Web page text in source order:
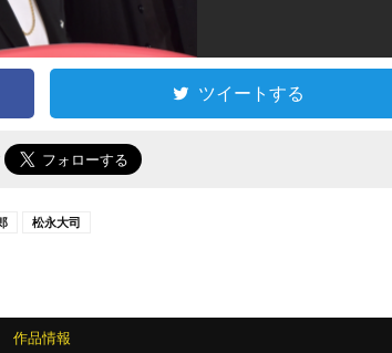
ツイートする
松永大司
作品情報